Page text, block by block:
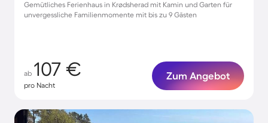
Gemütliches Ferienhaus in Krødsherad mit Kamin und Garten für
unvergessliche Familienmomente mit bis zu 9 Gästen
ab 107 €
pro Nacht
Zum Angebot